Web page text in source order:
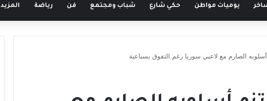
يوميات مواطن حكي شارع شباب ومجتمع فن رياضة المزيد
أسلوبه الصارم مع لاعبي سوريا رغم التفوق بسباعية